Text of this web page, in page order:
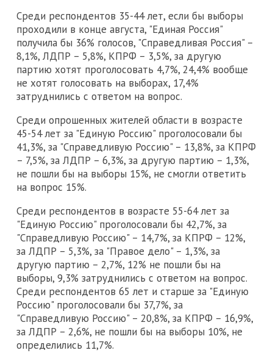
Среди респондентов 35-44 лет, если бы выборы
проходили в конце августа, "Единая Россия"
получила бы 36% голосов, "Справедливая Россия" –
8,1%, ЛДПР – 5,8%, КПРФ – 3,5%, за другую
партию хотят проголосовать 4,7%, 24,4% вообще
не хотят голосовать на выборах, 17,4%
затруднились с ответом на вопрос.
Среди опрошенных жителей области в возрасте
45-54 лет за "Единую Россию" проголосовали бы
41,3%, за "Справедливую Россию" – 13,8%, за КПРФ
– 7,5%, за ЛДПР – 6,3%, за другую партию – 1,3%,
не пошли бы на выборы 15%, не смогли ответить
на вопрос 15%.
Среди респондентов в возрасте 55-64 лет за
"Единую Россию" проголосовали бы 42,7%, за
"Справедливую Россию" – 14,7%, за КПРФ – 12%,
за ЛДПР – 5,3%, за "Правое дело" – 1,3%, за
другую партию – 2,7%, 12% не пошли бы на
выборы, 9,3% затруднились с ответом на вопрос.
Среди респондентов 65 лет и старше за "Единую
Россию" проголосовали бы 37,7%, за
"Справедливую Россию" – 20,8%, за КПРФ – 16,9%,
за ЛДПР – 2,6%, не пошли бы на выборы 10%, не
определились 11,7%.